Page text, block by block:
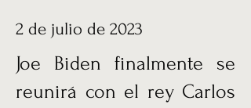
2 de julio de 2023
Joe Biden finalmente se
reunirá con el rey Carlos